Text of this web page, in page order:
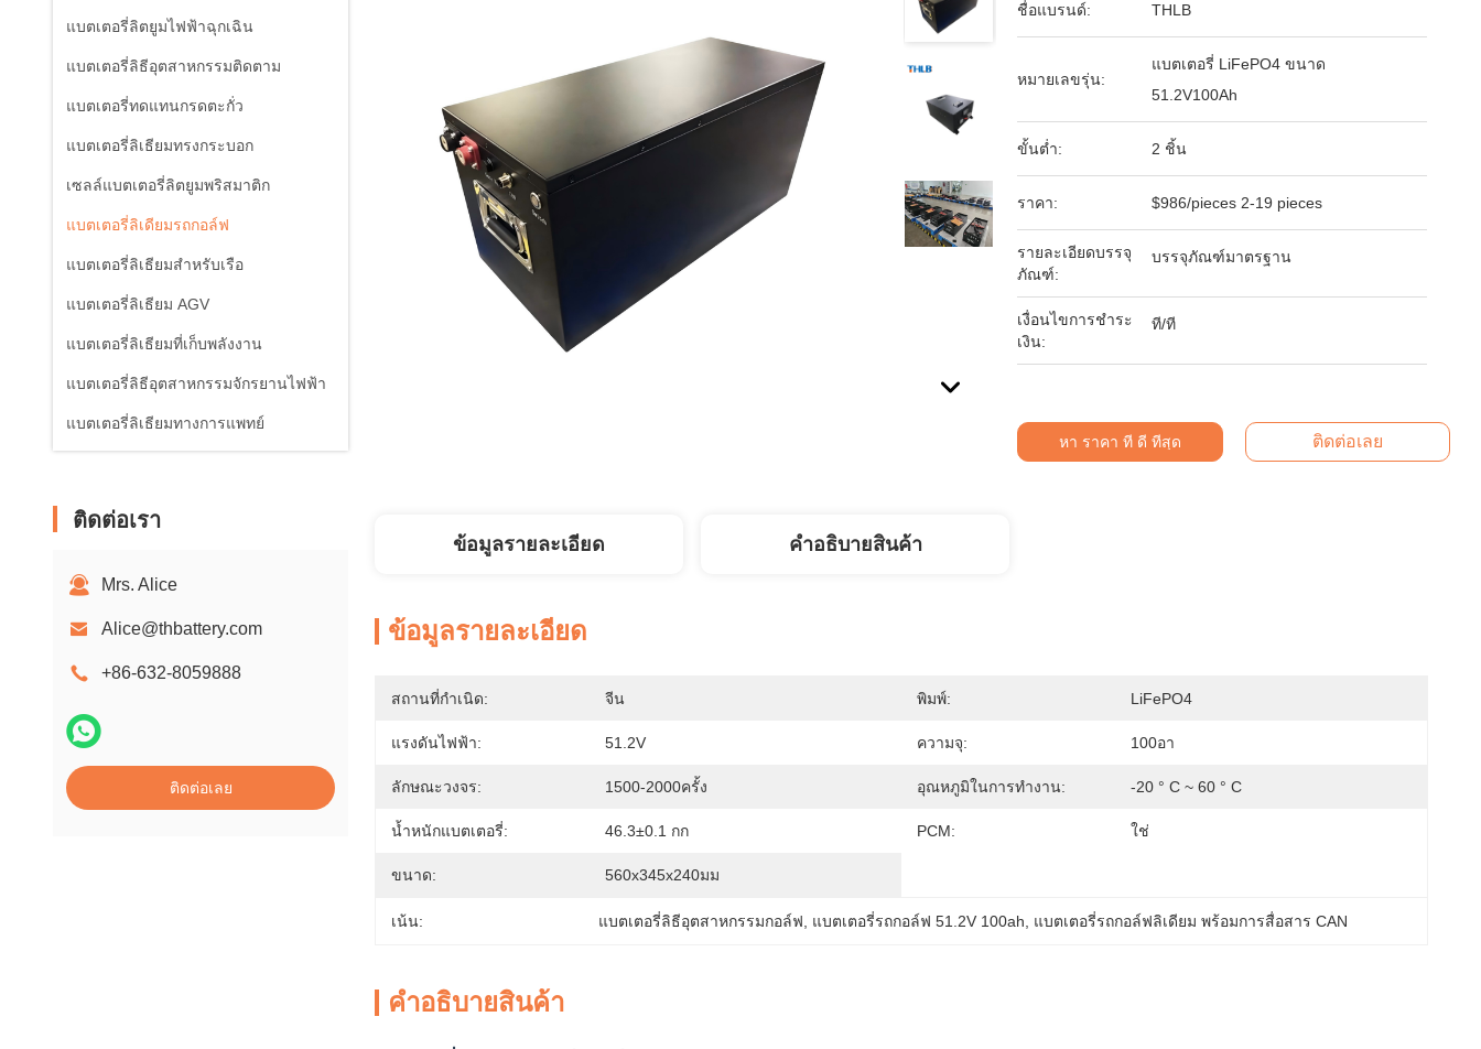
แบตเตอรี่ลิตยูมไฟฟ้าฉุกเฉิน
แบตเตอรี่ลิธีอุตสาหกรรมติดตาม
แบตเตอรี่ทดแทนกรดตะกั่ว
แบตเตอรี่ลิเธียมทรงกระบอก
เซลล์แบตเตอรี่ลิตยูมพริสมาติก
แบตเตอรี่ลิเดียมรถกอล์ฟ
แบตเตอรี่ลิเธียมสำหรับเรือ
แบตเตอรี่ลิเธียม AGV
แบตเตอรี่ลิเธียมที่เก็บพลังงาน
แบตเตอรี่ลิธีอุตสาหกรรมจักรยานไฟฟ้า
แบตเตอรี่ลิเธียมทางการแพทย์
ติดต่อเรา
Mrs. Alice
Alice@thbattery.com
+86-632-8059888
ติดต่อเลย
ชื่อแบรนด์: THLB
หมายเลขรุ่น:
แบตเตอรี่ LiFePO4 ขนาด
51.2V100Ah
ขั้นต่ำ: 2 ชิ้น
ราคา: $986/pieces 2-19 pieces
รายละเอียดบรรจุ
ภัณฑ์:
บรรจุภัณฑ์มาตรฐาน
เงื่อนไขการชำระ
เงิน:
ที/ที
หา ราคา ที่ ดี ที่สุด ติดต่อเลย
ข้อมูลรายละเอียด คําอธิบายสินค้า
ข้อมูลรายละเอียด
สถานที่กำเนิด: จีน พิมพ์: LiFePO4
แรงดันไฟฟ้า: 51.2V ความจุ: 100อา
ลักษณะวงจร: 1500-2000ครั้ง อุณหภูมิในการทำงาน: -20 ° C ~ 60 ° C
น้ำหนักแบตเตอรี่: 46.3±0.1 กก PCM: ใช่
ขนาด: 560x345x240มม
เน้น: แบตเตอรี่ลิธีอุตสาหกรรมกอล์ฟ แบตเตอรี่รถกอล์ฟ 51.2V 100ah แบตเตอรี่รถกอล์ฟลิเดียม พร้อมการสื่อสาร CAN
คําอธิบายสินค้า